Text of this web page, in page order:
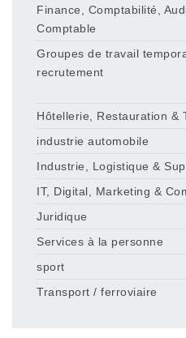
Finance, Comptabilité,
Comptable
Groupes de travail
recrutement
Hôtellerie, Restauration &
industrie automobile
Industrie, Logistique &
IT, Digital, Marketing &
Juridique
Services à la personne
sport
Transport / ferroviaire